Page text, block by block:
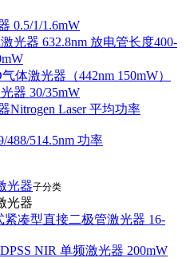
0.5/1/1.6mW
光器 632.8nm 放电管长度400-
体激光器（442nm 150mW）
器 30/35mW
Nitrogen Laser 平均功率
488/514.5nm 功率
光器子分类
光器
紧凑型直接二极管激光器 16-
NIR 单频激光器 200mW